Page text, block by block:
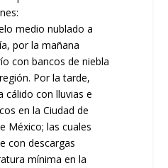
medio nublado a
por la mañana
con bancos de niebla
Por la tarde,
cálido con lluvias e
en la Ciudad de
México; las cuales
con descargas
mínima en la